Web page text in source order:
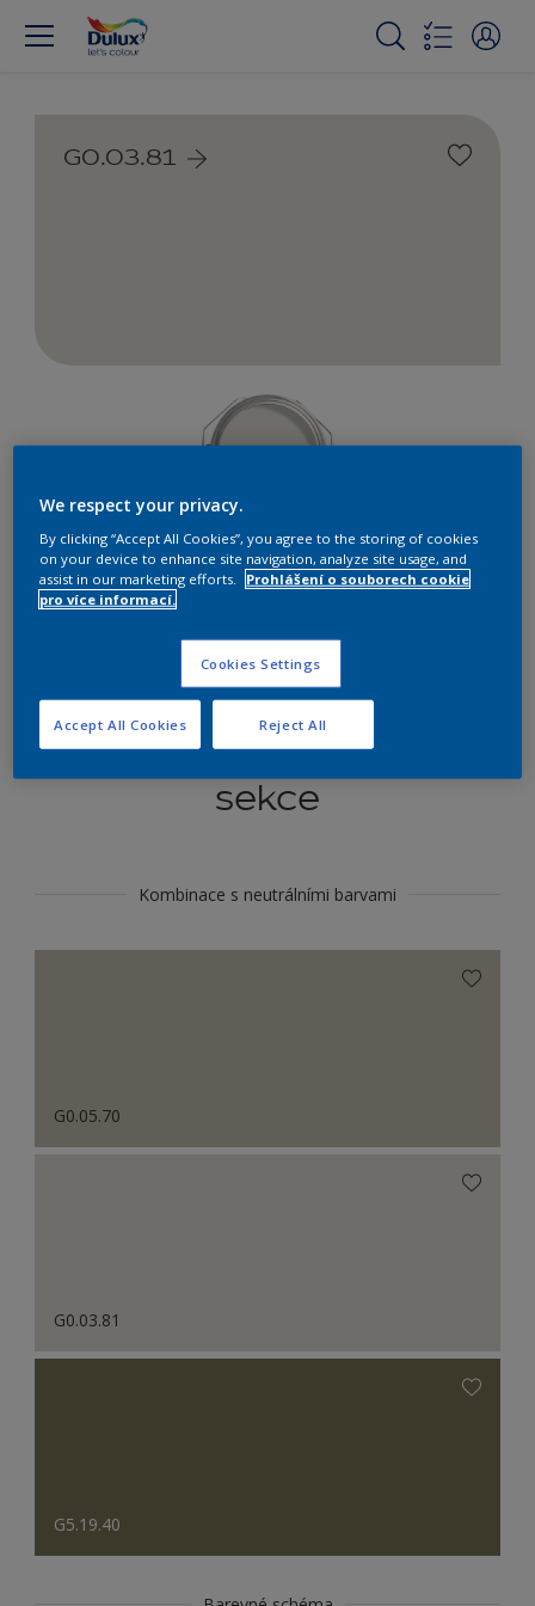
G0.03.81
Najít výrobek v tomto odstínu
Koordinovat barevné
sekce
Kombinace s neutrálními barvami
G0.05.70
G0.03.81
G5.19.40
We respect your privacy.
By clicking “Accept All Cookies”, you agree to the storing of cookies
on your device to enhance site navigation, analyze site usage, and
assist in our marketing efforts.
Prohlášení o souborech cookie
pro více informací.
Cookies Settings
Reject All
Accept All Cookies